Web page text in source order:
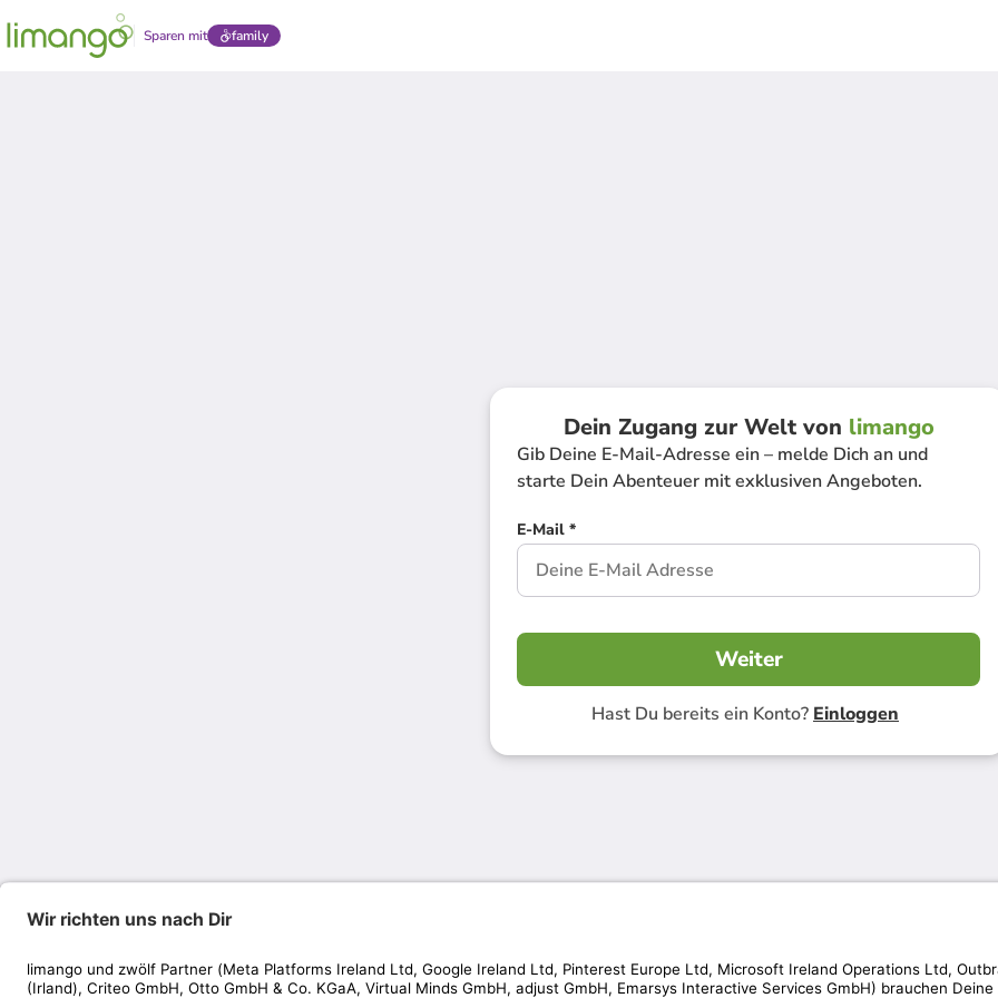
Sparen mit family
Dein Zugang zur Welt von limango
Gib Deine E-Mail-Adresse ein – melde Dich an und
starte Dein Abenteuer mit exklusiven Angeboten.
E-Mail *
Weiter
Hast Du bereits ein Konto? Einloggen